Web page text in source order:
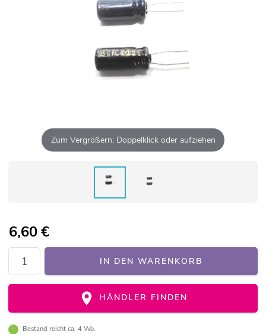
Zum Vergrößern: Doppelklick oder aufziehen
6,60€
IN DEN WARENKORB
HÄNDLER FINDEN
Bestand reicht ca. 4 Wo.